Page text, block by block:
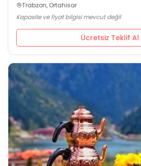
Trabzon, Ortahisar
Kapasite ve fiyat bilgisi mevcut değil
Ücretsiz Teklif Al